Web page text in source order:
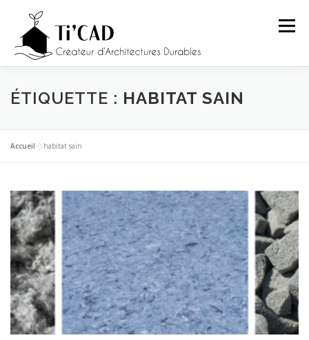
contenu
Menu
ACCUEIL PRÉSENTATION PRESTATIONS
PROJETS
ÉTIQUETTE : HABITAT SAIN
Accueil »habitat sain